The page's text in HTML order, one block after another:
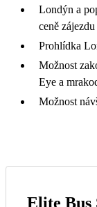
Londýn a
ceně zájezdu
Prohlídka
Možnost
Eye a
Možnost
Elite Bus